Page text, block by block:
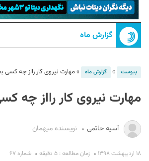
گزارش ماه
پیوست » گزارش ماه »مهارت نیروی کار رااز چه کسی
مهارت نیروی کار رااز چه
آسیه حاتمی نویسنده میهمان
۱۸ اردیبهشت ۱۳۹۸ زمان مطالعه : ۵ دقیقه شماره ۶۷